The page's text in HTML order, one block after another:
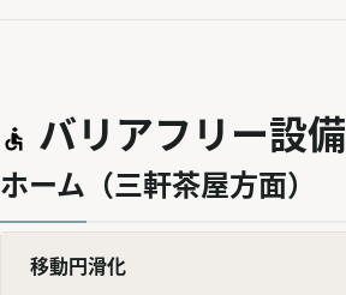
バリアフリー設備
ホーム（三軒茶屋方面）
移動円滑化